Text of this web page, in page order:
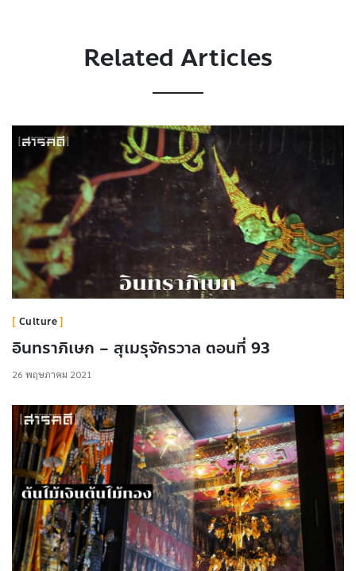
Related Articles
Culture
อินทราภิเษก – สุเมรุจักรวาล ตอนที่ 93
26 พฤษภาคม 2021